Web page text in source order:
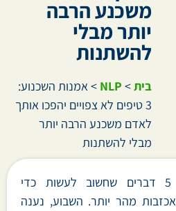
משכנע הרבה
יותר מבלי
להשתנות
בית>
NLP
>אמנות השכנוע:
3 טיפים לא צפויים יהפכו אותך
לאדם משכנע הרבה יותר
מבלי להשתנות
מהר יותר. השבוע, נענה